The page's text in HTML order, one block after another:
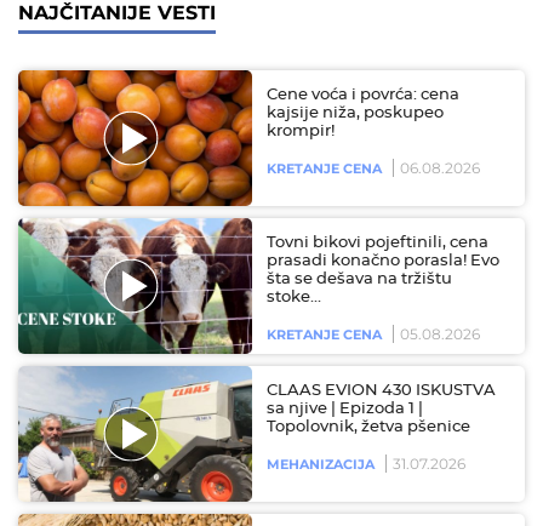
NAJČITANIJE VESTI
Cene voća i povrća: cena
kajsije niža, poskupeo
krompir!
KRETANJE CENA 06.08.2026
Tovni bikovi pojeftinili, cena
prasadi konačno porasla! Evo
šta se dešava na tržištu
stoke…
KRETANJE CENA 05.08.2026
CLAAS EVION 430 ISKUSTVA
sa njive | Epizoda 1 |
Topolovnik, žetva pšenice
MEHANIZACIJA 31.07.2026